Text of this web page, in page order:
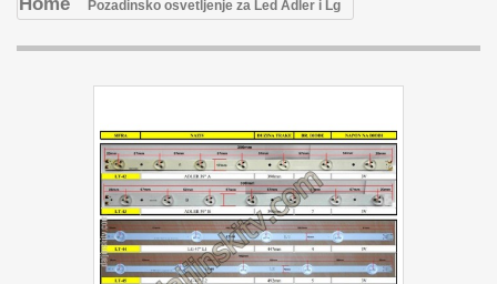
Pozadinsko osvetljenje za Led Adler i Lg